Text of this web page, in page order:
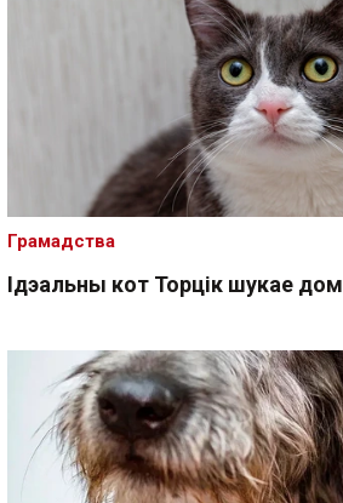
Ідэальны кот Торцік шукае дом
Грамадства